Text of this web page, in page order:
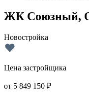
ЖК Союзный,
Новостройка
Цена застройщика
от 5 849 150 ₽